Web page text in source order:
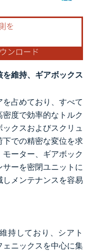
4.0の表示が必要です。
維持、ギアボックス
を占めており、すべて
度で効率的なトルク
クスおよびスクリュ
での精密な変位を求
ーター、ギアボック
ーを密閉ユニットに
メンテナンスを容易
持しており、シアト
ニックスを中心に集